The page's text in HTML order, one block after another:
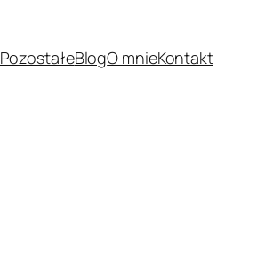
PozostałeBlogO mnieKontakt